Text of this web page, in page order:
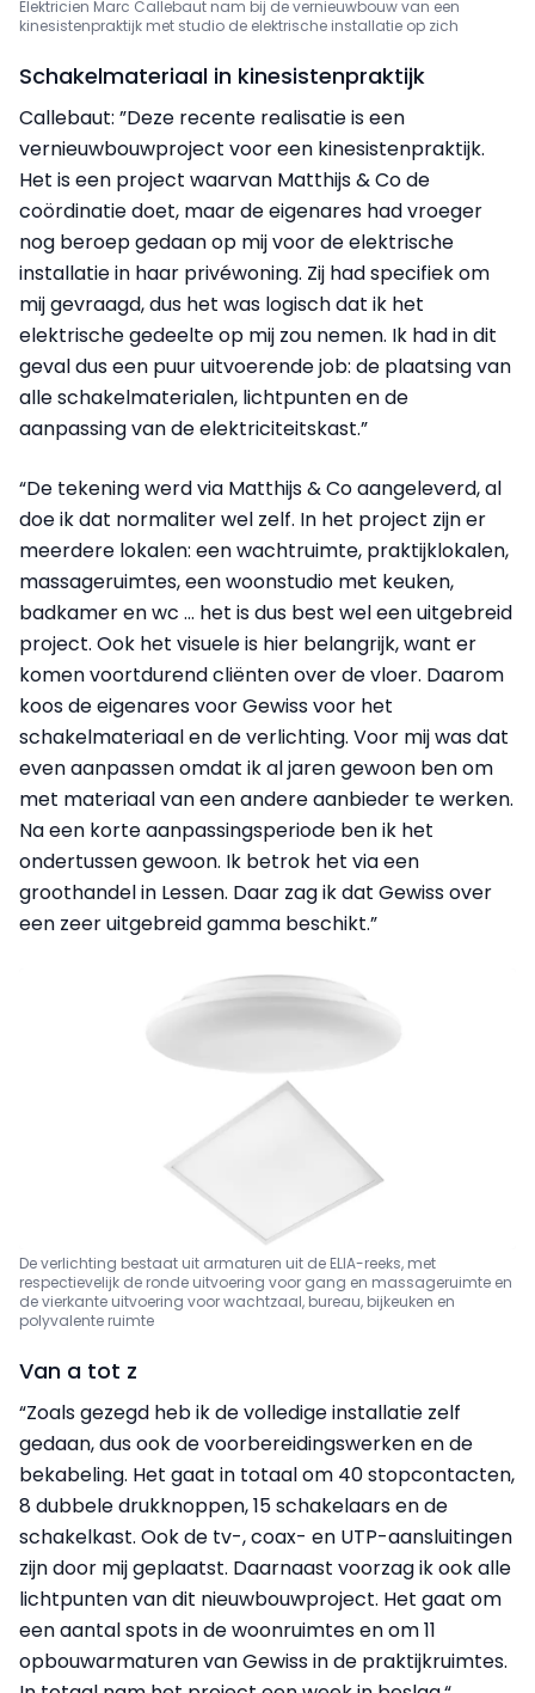
Elektricien Marc Callebaut nam bij de vernieuwbouw van een
kinesistenpraktijk met studio de elektrische installatie op zich
Schakelmateriaal in kinesistenpraktijk
Callebaut: ”Deze recente realisatie is een
vernieuwbouwproject voor een kinesistenpraktijk.
Het is een project waarvan Matthijs & Co de
coördinatie doet, maar de eigenares had vroeger
nog beroep gedaan op mij voor de elektrische
installatie in haar privéwoning. Zij had specifiek om
mij gevraagd, dus het was logisch dat ik het
elektrische gedeelte op mij zou nemen. Ik had in dit
geval dus een puur uitvoerende job: de plaatsing van
alle schakelmaterialen, lichtpunten en de
aanpassing van de elektriciteitskast.”
“De tekening werd via Matthijs & Co aangeleverd, al
doe ik dat normaliter wel zelf. In het project zijn er
meerdere lokalen: een wachtruimte, praktijklokalen,
massageruimtes, een woonstudio met keuken,
badkamer en wc … het is dus best wel een uitgebreid
project. Ook het visuele is hier belangrijk, want er
komen voortdurend cliënten over de vloer. Daarom
koos de eigenares voor Gewiss voor het
schakelmateriaal en de verlichting. Voor mij was dat
even aan­passen omdat ik al jaren gewoon ben om
met materiaal van een andere aanbieder te werken.
Na een korte aanpassingsperiode ben ik het
ondertussen gewoon. Ik betrok het via een
groothandel in Lessen. Daar zag ik dat Gewiss over
een zeer uitgebreid gamma beschikt.”
De verlichting bestaat uit armaturen uit de ELIA-reeks, met
respectievelijk de ronde uitvoering voor gang en massageruimte en
de vierkante uitvoering voor wacht­zaal, bureau, bijkeuken en
polyvalente ruimte
Van a tot z
“Zoals gezegd heb ik de volledige installatie zelf
gedaan, dus ook de voorbereidingswerken en de
bekabeling. Het gaat in totaal om 40 stopcontacten,
8 dubbele drukknoppen, 15 schakelaars en de
schakelkast. Ook de tv-, coax- en UTP-aansluitingen
zijn door mij geplaatst. Daarnaast voorzag ik ook alle
lichtpunten van dit nieuwbouwproject. Het gaat om
een aantal spots in de woonruimtes en om 11
opbouwarmaturen van Gewiss in de praktijkruimtes.